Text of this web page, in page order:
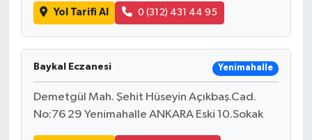
Yol Tarifi Al 0 (312) 431 44 95
Baykal Eczanesi Yenimahalle
Demetgül Mah. Şehit Hüseyin Açıkbaş.Cad.
No:76 29 Yenimahalle ANKARA Eski 10.Sokak